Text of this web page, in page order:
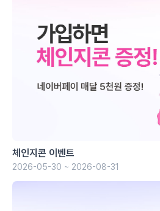
체인지콘 이벤트
2026-05-30 ~ 2026-08-31